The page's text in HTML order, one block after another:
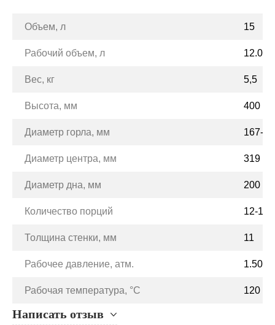
Объем, л 15
Рабочий объем, л 12.00
Вес, кг 5,5
Высота, мм 400
Диаметр горла, мм 167-
Диаметр центра, мм 319
Диаметр дна, мм 200
Количество порций 12-13
Толщина стенки, мм 11
Рабочее давление, атм. 1.50
Рабочая температура, °C 120
Написать отзыв